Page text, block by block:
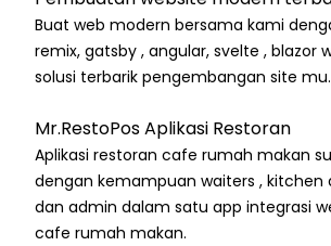
Buat web modern bersama kami
remix, gatsby , angular, svelte , blazor
solusi terbarik pengembangan site mu.
Mr.RestoPos Aplikasi Restoran
Aplikasi restoran cafe rumah makan
dengan kemampuan waiters , kitchen
dan admin dalam satu app integrasi
cafe rumah makan.